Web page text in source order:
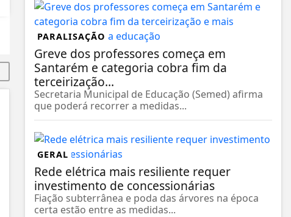
PARALISAÇÃO
Greve dos professores começa em
Santarém e categoria cobra fim da
terceirização...
Secretaria Municipal de Educação (Semed) afirma
que poderá recorrer a medidas...
GERAL
Rede elétrica mais resiliente requer
investimento de concessionárias
Fiação subterrânea e poda das árvores na época
certa estão entre as medidas...